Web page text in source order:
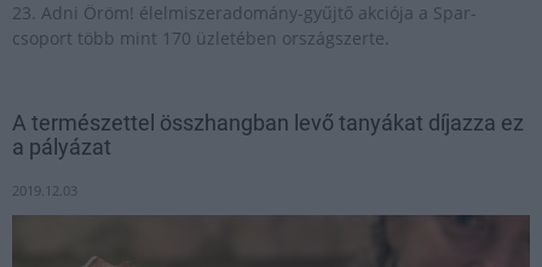
23. Adni Öröm! élelmiszeradomány-gyűjtő akciója a Spar-
csoport több mint 170 üzletében országszerte.
A természettel összhangban levő tanyákat díjazza ez
a pályázat
2019.12.03